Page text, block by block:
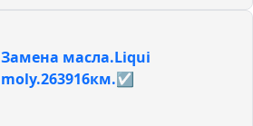
Замена масла.Liqui
moly.263916км.☑